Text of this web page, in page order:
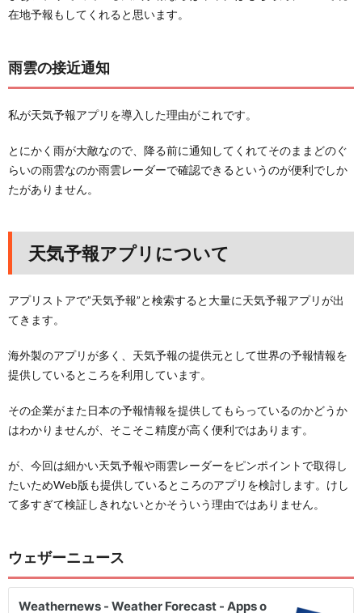
在地予報もしてくれると思います。
雨雲の接近通知
私が天気予報アプリを導入した理由がこれです。
とにかく雨が大敵なので、降る前に通知してくれてそのままどのぐ
らいの雨雲なのか雨雲レーダーで確認できるというのが便利でしか
たがありません。
天気予報アプリについて
アプリストアで”天気予報”と検索すると大量に天気予報アプリが出
てきます。
海外製のアプリが多く、天気予報の提供元として世界の予報情報を
提供しているところを利用しています。
その企業がまた日本の予報情報を提供してもらっているのかどうか
はわかりませんが、そこそこ精度が高く便利ではあります。
が、今回は細かい天気予報や雨雲レーダーをピンポイントで取得し
たいためWeb版も提供しているところのアプリを検討します。けし
て多すぎて検証しきれないとかそういう理由ではありません。
ウェザーニュース